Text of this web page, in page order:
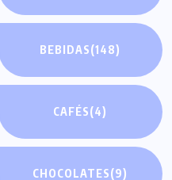
BEBIDAS(148)
CAFÉS(4)
CHOCOLATES(9)